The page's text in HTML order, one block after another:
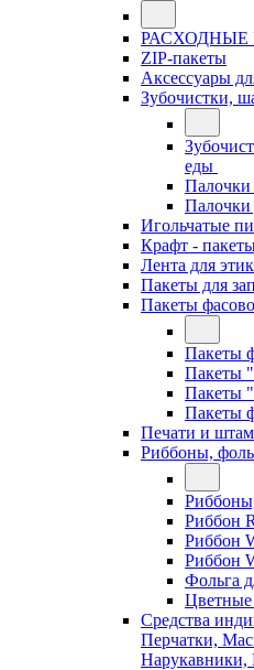
ZIP-пакеты
Аксессуары
Зубочистки,
еды
Игольчатые
Крафт -
Лента для
Пакеты для
Пакеты
Пакеты
Пакеты
Пакеты
Пакеты
Печати и
Риббоны,
Риббон
Риббон
Риббон
Фольга
Средства
Перчатки,
Нарукавники,